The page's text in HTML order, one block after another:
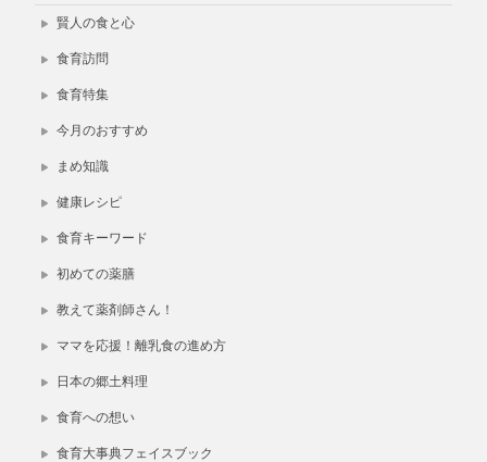
賢人の食と心
食育訪問
食育特集
今月のおすすめ
まめ知識
健康レシピ
食育キーワード
初めての薬膳
教えて薬剤師さん！
ママを応援！離乳食の進め方
日本の郷土料理
食育への想い
食育大事典フェイスブック